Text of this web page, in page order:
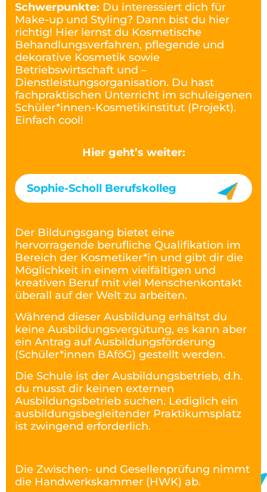
Schwerpunkte: Du interessiert dich für
Make-up und Styling? Dann bist du hier
richtig! Hier lernst du Kosmetische
Behandlungsverfahren, pflegende und
dekorative Kosmetik sowie
Betriebswirtschaft und –
Dienstleistungsorganisation. Du hast
fachpraktischen Unterricht im schuleigenen
Schüler*innen-Kosmetikinstitut (Projekt).
Einfach cool!
Hier geht’s weiter:
Sophie-Scholl Berufskolleg
Der Bildungsgang bietet eine
hervorragende berufliche Qualifikation im
Bereich der Kosmetiker*in und gibt dir die
Möglichkeit in einem vielfältigen und
kreativen Beruf mit viel Menschenkontakt
überall auf der Welt zu arbeiten.
Während dieser Ausbildung erhältst du
keine Ausbildungsvergütung, es kann aber
ein Antrag auf Ausbildungsförderung
(Schüler*innen BAföG) gestellt werden.
Die Schule ist der Ausbildungsbetrieb, d.h.
du musst dir keinen externen
Ausbildungsbetrieb suchen. Lediglich ein
ausbildungsbegleitender Praktikumsplatz
ist zwingend erforderlich.
Die Zwischen- und Gesellenprüfung nimmt
die Handwerkskammer (HWK) ab.